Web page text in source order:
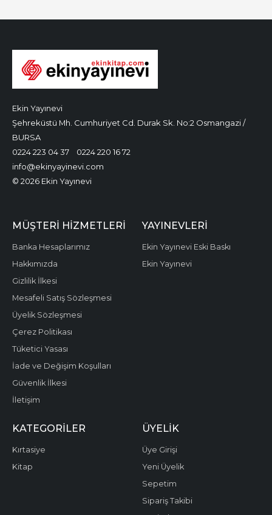
Ekin Yayınevi
Şehreküstü Mh. Cumhuriyet Cd. Durak Sk. No:2 Osmangazi /
BURSA
0224 223 04 37
0224 220 16 72
info@ekinyayinevi.com
© 2026 Ekin Yayınevi
MÜŞTERI HIZMETLERI
Banka Hesaplarımız
Hakkımızda
Gizlilik İlkesi
Mesafeli Satış Sözleşmesi
Üyelik Sözleşmesi
Çerez Politikası
Tüketici Yasası
İade ve Değişim Koşulları
Güvenlik İlkesi
İletişim
YAYINEVLERI
Ekin Yayınevi Eski Baskı
Ekin Yayınevi
KATEGORILER
Kırtasiye
Kitap
ÜYELIK
Üye Girişi
Yeni Üyelik
Sepetim
Sipariş Takibi